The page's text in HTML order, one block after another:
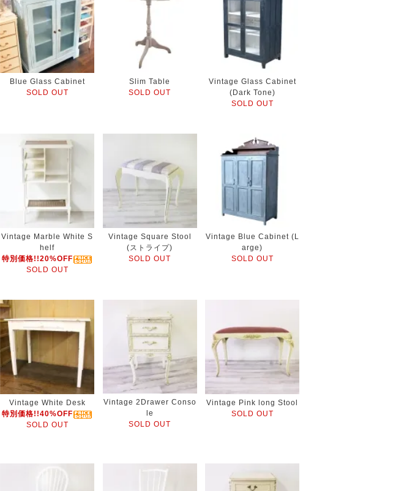
Blue Glass Cabinet
SOLD OUT
Slim Table
SOLD OUT
Vintage Glass Cabinet
(Dark Tone)
SOLD OUT
Vintage Marble White S
helf
特別価格!!20%OFF
SOLD OUT
Vintage Square Stool
(ストライプ)
SOLD OUT
Vintage Blue Cabinet (L
arge)
SOLD OUT
Vintage White Desk
特別価格!!40%OFF
SOLD OUT
Vintage 2Drawer Conso
le
SOLD OUT
Vintage Pink long Stool
SOLD OUT